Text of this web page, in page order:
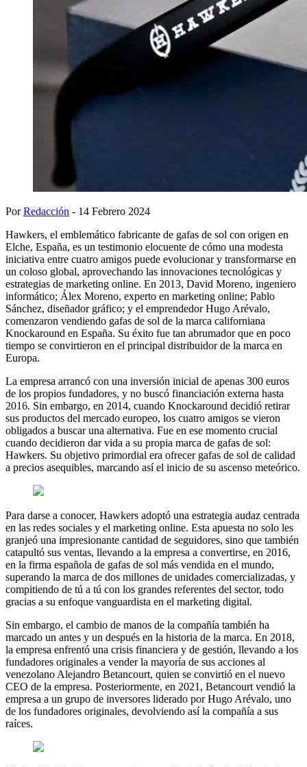
PorRedacción - 14 Febrero 2024
Hawkers, el emblemático fabricante de gafas de sol con origen en
Elche, España, es un testimonio elocuente de cómo una modesta
iniciativa entre cuatro amigos puede evolucionar y transformarse en
un coloso global, aprovechando las innovaciones tecnológicas y
estrategias de marketing online. En 2013, David Moreno, ingeniero
informático; Álex Moreno, experto en marketing online; Pablo
Sánchez, diseñador gráfico; y el emprendedor Hugo Arévalo,
comenzaron vendiendo gafas de sol de la marca californiana
Knockaround en España. Su éxito fue tan abrumador que en poco
tiempo se convirtieron en el principal distribuidor de la marca en
Europa.
La empresa arrancó con una inversión inicial de apenas 300 euros
de los propios fundadores, y no buscó financiación externa hasta
2016. Sin embargo, en 2014, cuando Knockaround decidió retirar
sus productos del mercado europeo, los cuatro amigos se vieron
obligados a buscar una alternativa. Fue en ese momento crucial
cuando decidieron dar vida a su propia marca de gafas de sol:
Hawkers. Su objetivo primordial era ofrecer gafas de sol de calidad
a precios asequibles, marcando así el inicio de su ascenso meteórico.
Para darse a conocer, Hawkers adoptó una estrategia audaz centrada
en las redes sociales y el marketing online. Esta apuesta no solo les
granjeó una impresionante cantidad de seguidores, sino que también
catapultó sus ventas, llevando a la empresa a convertirse, en 2016,
en la firma española de gafas de sol más vendida en el mundo,
superando la marca de dos millones de unidades comercializadas, y
compitiendo de tú a tú con los grandes referentes del sector, todo
gracias a su enfoque vanguardista en el marketing digital.
Sin embargo, el cambio de manos de la compañía también ha
marcado un antes y un después en la historia de la marca. En 2018,
la empresa enfrentó una crisis financiera y de gestión, llevando a los
fundadores originales a vender la mayoría de sus acciones al
venezolano Alejandro Betancourt, quien se convirtió en el nuevo
CEO de la empresa. Posteriormente, en 2021, Betancourt vendió la
empresa a un grupo de inversores liderado por Hugo Arévalo, uno
de los fundadores originales, devolviendo así la compañía a sus
raíces.